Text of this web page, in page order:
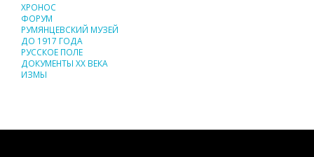
ХРОНОС
ФОРУМ
РУМЯНЦЕВСКИЙ МУЗЕЙ
ДО 1917 ГОДА
РУССКОЕ ПОЛЕ
ДОКУМЕНТЫ XX ВЕКА
ИЗМЫ